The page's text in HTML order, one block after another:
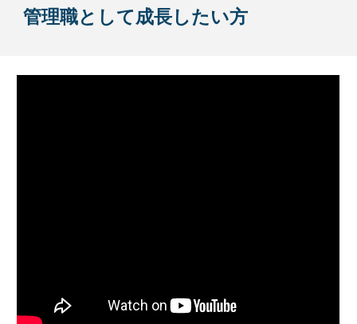
管理職として成長したい方